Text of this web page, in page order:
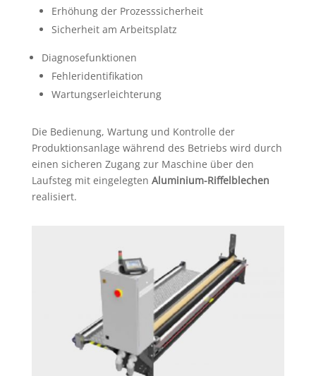
Erhöhung der Prozesssicherheit
Sicherheit am Arbeitsplatz
Diagnosefunktionen
Fehleridentifikation
Wartungserleichterung
Die Bedienung, Wartung und Kontrolle der
Produktionsanlage während des Betriebs wird durch
einen sicheren Zugang zur Maschine über den
Laufsteg mit eingelegten Aluminium-Riffelblechen
realisiert.